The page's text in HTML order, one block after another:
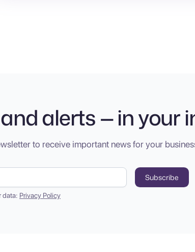
alerts — in your
to receive important news for your
data: Privacy Policy